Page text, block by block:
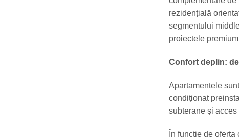
rezidențială
segmentului
proiectele
Confort deplin:
Apartamentele
condiționat
subterane și
În funcție de